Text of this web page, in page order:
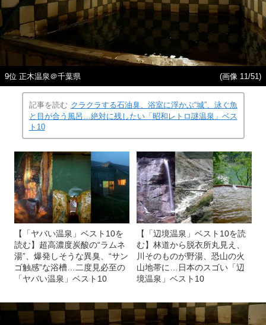
9位 正木温泉＠千葉県 (画像 11/51)
記事を読む クラクラする石油臭、浴室に浮かぶ“城”、泳ぐ魚
と目が合う風呂…絶対に残したい「昭和レトロ謎温泉」ベス
ト10
【「ヤバい温泉」ベスト10を
読む】超高濃度炭酸の“ラムネ
湯”、爆発しそうな異臭、“サン
ゴ触感”な浴槽…二度見必至の
「ヤバい温泉」ベスト10
【「辺境温泉」ベスト10を読
む】林道から脱衣所丸見え、
川そのものが野湯、恐山の火
山地帯に…日本のスゴい「辺
境温泉」ベスト10